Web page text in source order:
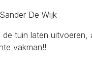
De Wijk
de tuin laten uitvoeren,
vakman!!